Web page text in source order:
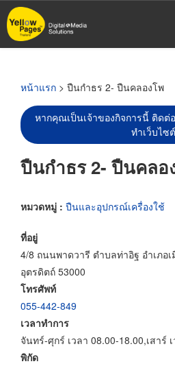
ข้าม
ไป
หน้าแรก > ปืนกำธร 2- ปืนคลองโพ
หากคุณเป็นเจ้าของกิจการนี้ ติดต่
ทำเว็บไซต์
ปืนกำธร 2- ปืนคลอ
หมวดหมู่ : ปืนและอุปกรณ์เครื่องใช้
ที่อยู่
4/8 ถนนพาดวารี ตำบลท่าอิฐ อำเภอ
อุตรดิตถ์ 53000
โทรศัพท์
055-442-849
เวลาทำการ
จันทร์-ศุกร์ เวลา 08.00-18.00,เสาร์
พิกัด